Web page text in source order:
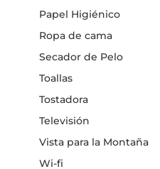
Papel Higiénico
Ropa de cama
Secador de Pelo
Toallas
Tostadora
Televisión
Vista para la Montaña
Wi-fi